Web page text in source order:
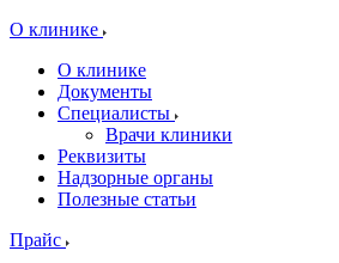
О клинике
О клинике
Документы
Специалисты
Врачи клиники
Реквизиты
Надзорные органы
Полезные статьи
Прайс